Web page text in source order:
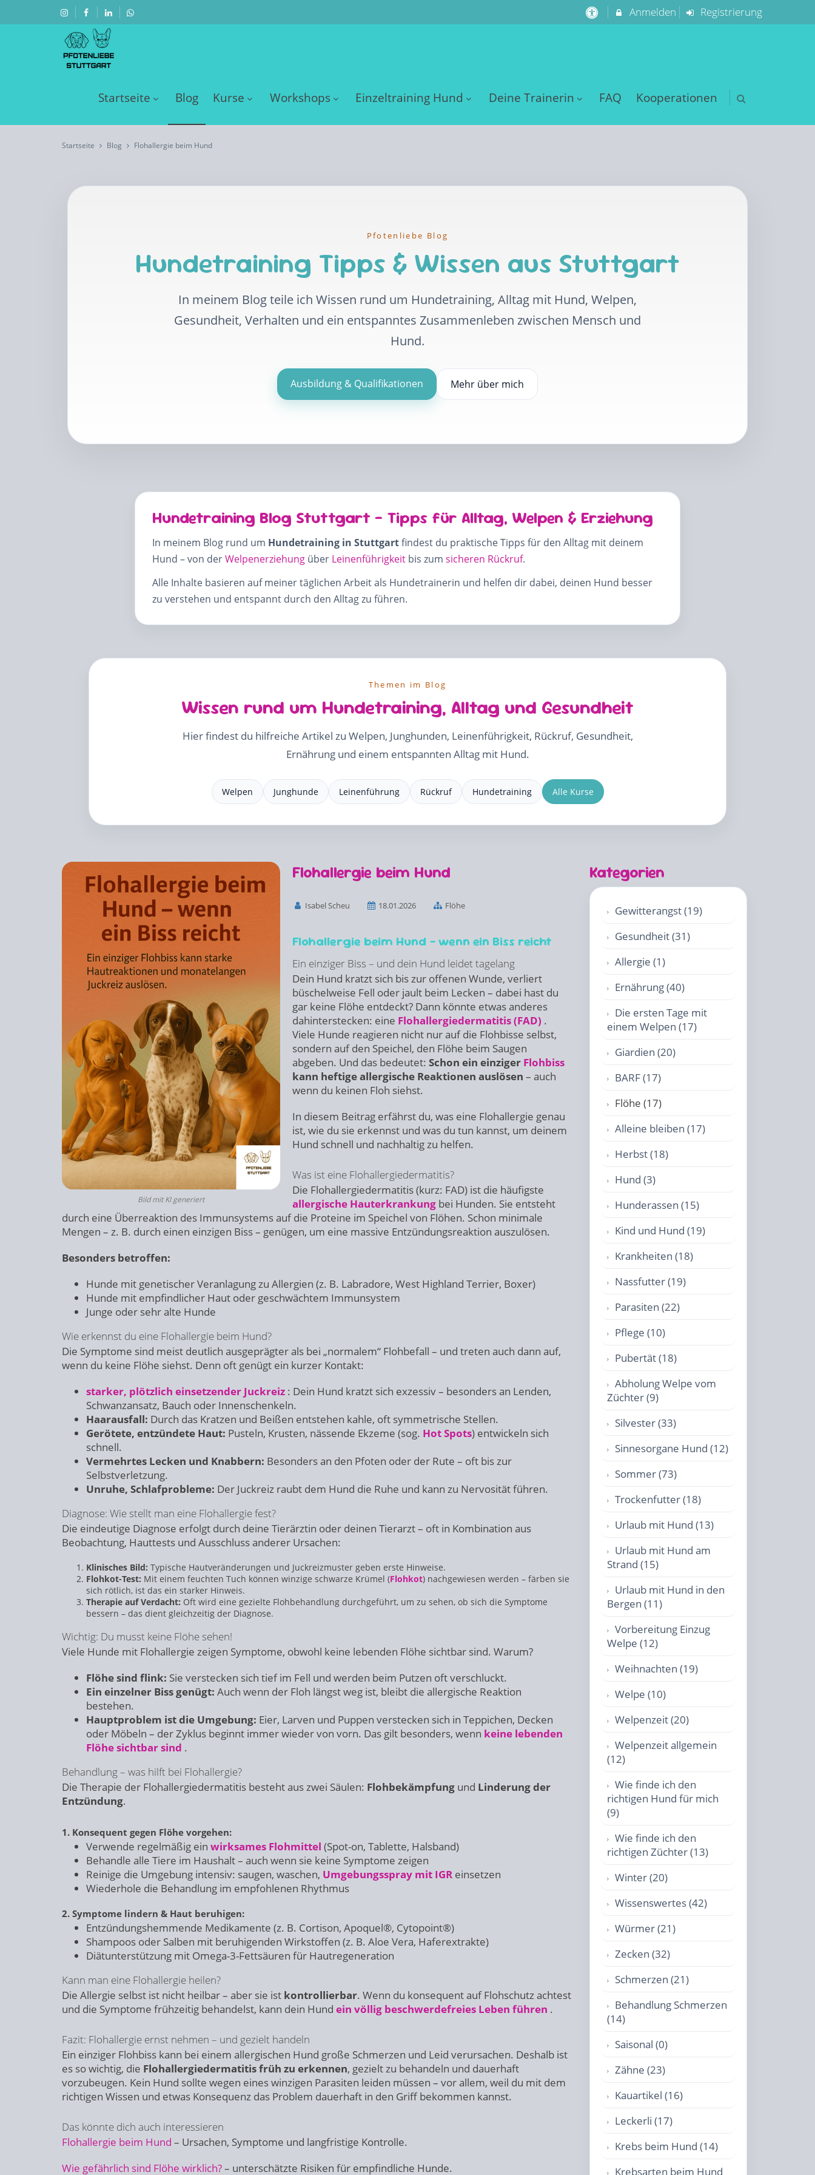
Anmelden Registrierung
Startseite Blog Kurse Workshops Einzeltraining Hund Deine Trainerin FAQ Kooperationen
Startseite Blog Flohallergie beim Hund
Pfotenliebe Blog
Hundetraining Tipps & Wissen aus Stuttgart
In meinem Blog teile ich Wissen rund um Hundetraining, Alltag mit Hund, Welpen,
Gesundheit, Verhalten und ein entspanntes Zusammenleben zwischen Mensch und
Hund.
Ausbildung & Qualifikationen Mehr über mich
Hundetraining Blog Stuttgart – Tipps für Alltag, Welpen & Erziehung
In meinem Blog rund um Hundetraining in Stuttgartfindest du praktische Tipps für den Alltag mit deinem
Hund – von derWelpenerziehung über Leinenführigkeit bis zum sicheren Rückruf.
Alle Inhalte basieren auf meiner täglichen Arbeit als Hundetrainerin und helfen dir dabei, deinen Hund besser
zu verstehen und entspannt durch den Alltag zu führen.
Themen im Blog
Wissen rund um Hundetraining, Alltag und Gesundheit
Hier findest du hilfreiche Artikel zu Welpen, Junghunden, Leinenführigkeit, Rückruf, Gesundheit,
Ernährung und einem entspannten Alltag mit Hund.
Welpen Junghunde Leinenführung Rückruf Hundetraining Alle Kurse
Bild mit KI generiert
Flohallergie beim Hund
Isabel Scheu 18.01.2026 Flöhe
Flohallergie beim Hund – wenn ein Biss reicht
Ein einziger Biss – und dein Hund leidet tagelang
Dein Hund kratzt sich bis zur offenen Wunde, verliert
büschelweise Fell oder jault beim Lecken – dabei hast du
gar keine Flöhe entdeckt? Dann könnte etwas anderes
dahinterstecken: eine Flohallergiedermatitis (FAD) .
Viele Hunde reagieren nicht nur auf die Flohbisse selbst,
sondern auf den Speichel, den Flöhe beim Saugen
abgeben. Und das bedeutet: Schon ein einziger Flohbiss
kann heftige allergische Reaktionen auslösen – auch
wenn du keinen Floh siehst.
In diesem Beitrag erfährst du, was eine Flohallergie genau
ist, wie du sie erkennst und was du tun kannst, um deinem
Hund schnell und nachhaltig zu helfen.
Was ist eine Flohallergiedermatitis?
Die Flohallergiedermatitis (kurz: FAD) ist die häufigste
allergische Hauterkrankung bei Hunden. Sie entsteht
durch eine Überreaktion des Immunsystems auf die Proteine im Speichel von Flöhen. Schon minimale
Mengen – z. B. durch einen einzigen Biss – genügen, um eine massive Entzündungsreaktion auszulösen.
Besonders betroffen:
Hunde mit genetischer Veranlagung zu Allergien (z. B. Labradore, West Highland Terrier, Boxer)
Hunde mit empfindlicher Haut oder geschwächtem Immunsystem
Junge oder sehr alte Hunde
Wie erkennst du eine Flohallergie beim Hund?
Die Symptome sind meist deutlich ausgeprägter als bei „normalem“ Flohbefall – und treten auch dann auf,
wenn du keine Flöhe siehst. Denn oft genügt ein kurzer Kontakt:
starker, plötzlich einsetzender Juckreiz : Dein Hund kratzt sich exzessiv – besonders an Lenden,
Schwanzansatz, Bauch oder Innenschenkeln.
Haarausfall: Durch das Kratzen und Beißen entstehen kahle, oft symmetrische Stellen.
Gerötete, entzündete Haut: Pusteln, Krusten, nässende Ekzeme (sog. Hot Spots) entwickeln sich
schnell.
Vermehrtes Lecken und Knabbern: Besonders an den Pfoten oder der Rute – oft bis zur
Selbstverletzung.
Unruhe, Schlafprobleme: Der Juckreiz raubt dem Hund die Ruhe und kann zu Nervosität führen.
Diagnose: Wie stellt man eine Flohallergie fest?
Die eindeutige Diagnose erfolgt durch deine Tierärztin oder deinen Tierarzt – oft in Kombination aus
Beobachtung, Hauttests und Ausschluss anderer Ursachen:
Klinisches Bild: Typische Hautveränderungen und Juckreizmuster geben erste Hinweise.
Flohkot-Test: Mit einem feuchten Tuch können winzige schwarze Krümel (Flohkot) nachgewiesen werden – färben sie
sich rötlich, ist das ein starker Hinweis.
Therapie auf Verdacht: Oft wird eine gezielte Flohbehandlung durchgeführt, um zu sehen, ob sich die Symptome
bessern – das dient gleichzeitig der Diagnose.
Wichtig: Du musst keine Flöhe sehen!
Viele Hunde mit Flohallergie zeigen Symptome, obwohl keine lebenden Flöhe sichtbar sind. Warum?
Flöhe sind flink: Sie verstecken sich tief im Fell und werden beim Putzen oft verschluckt.
Ein einzelner Biss genügt: Auch wenn der Floh längst weg ist, bleibt die allergische Reaktion
bestehen.
Hauptproblem ist die Umgebung: Eier, Larven und Puppen verstecken sich in Teppichen, Decken
oder Möbeln – der Zyklus beginnt immer wieder von vorn. Das gilt besonders, wenn keine lebenden
Flöhe sichtbar sind .
Behandlung – was hilft bei Flohallergie?
Die Therapie der Flohallergiedermatitis besteht aus zwei Säulen: Flohbekämpfung und Linderung der
Entzündung.
1. Konsequent gegen Flöhe vorgehen:
Verwende regelmäßig ein wirksames Flohmittel (Spot-on, Tablette, Halsband)
Behandle alle Tiere im Haushalt – auch wenn sie keine Symptome zeigen
Reinige die Umgebung intensiv: saugen, waschen, Umgebungsspray mit IGR einsetzen
Wiederhole die Behandlung im empfohlenen Rhythmus
2. Symptome lindern & Haut beruhigen:
Entzündungshemmende Medikamente (z. B. Cortison, Apoquel®, Cytopoint®)
Shampoos oder Salben mit beruhigenden Wirkstoffen (z. B. Aloe Vera, Haferextrakte)
Diätunterstützung mit Omega-3-Fettsäuren für Hautregeneration
Kann man eine Flohallergie heilen?
Die Allergie selbst ist nicht heilbar – aber sie ist kontrollierbar. Wenn du konsequent auf Flohschutz achtest
und die Symptome frühzeitig behandelst, kann dein Hund ein völlig beschwerdefreies Leben führen .
Fazit: Flohallergie ernst nehmen – und gezielt handeln
Ein einziger Flohbiss kann bei einem allergischen Hund große Schmerzen und Leid verursachen. Deshalb ist
es so wichtig, die Flohallergiedermatitis früh zu erkennen, gezielt zu behandeln und dauerhaft
vorzubeugen. Kein Hund sollte wegen eines winzigen Parasiten leiden müssen – vor allem, weil du mit dem
richtigen Wissen und etwas Konsequenz das Problem dauerhaft in den Griff bekommen kannst.
Das könnte dich auch interessieren
Flohallergie beim Hund – Ursachen, Symptome und langfristige Kontrolle.
Wie gefährlich sind Flöhe wirklich?– unterschätzte Risiken für empfindliche Hunde.
Kategorien
Gewitterangst (19)
Gesundheit (31)
Allergie (1)
Ernährung (40)
Die ersten Tage mit
einem Welpen (17)
Giardien (20)
BARF (17)
Flöhe (17)
Alleine bleiben (17)
Herbst (18)
Hund (3)
Hunderassen (15)
Kind und Hund (19)
Krankheiten (18)
Nassfutter (19)
Parasiten (22)
Pflege (10)
Pubertät (18)
Abholung Welpe vom
Züchter (9)
Silvester (33)
Sinnesorgane Hund (12)
Sommer (73)
Trockenfutter (18)
Urlaub mit Hund (13)
Urlaub mit Hund am
Strand (15)
Urlaub mit Hund in den
Bergen (11)
Vorbereitung Einzug
Welpe (12)
Weihnachten (19)
Welpe (10)
Welpenzeit (20)
Welpenzeit allgemein
(12)
Wie finde ich den
richtigen Hund für mich
(9)
Wie finde ich den
richtigen Züchter (13)
Winter (20)
Wissenswertes (42)
Würmer (21)
Zecken (32)
Schmerzen (21)
Behandlung Schmerzen
(14)
Saisonal (0)
Zähne (23)
Kauartikel (16)
Leckerli (17)
Krebs beim Hund (14)
Krebsarten beim Hund